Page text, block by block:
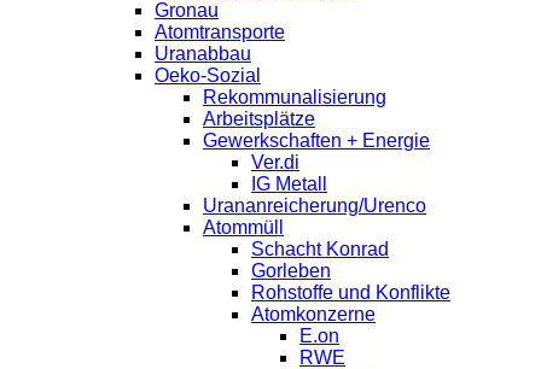
Gronau
Atomtransporte
Uranabbau
Oeko-Sozial
Rekommunalisierung
Arbeitsplätze
Gewerkschaften + Energie
Ver.di
IG Metall
Urananreicherung/Urenco
Atommüll
Schacht Konrad
Gorleben
Rohstoffe und Konflikte
Atomkonzerne
E.on
RWE